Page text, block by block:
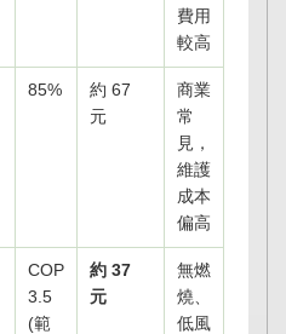
費用
較高
85%
約 67
元
商業
常
見，
維護
成本
偏高
COP
3.5
(範
約 37
元
無燃
燒、
低風